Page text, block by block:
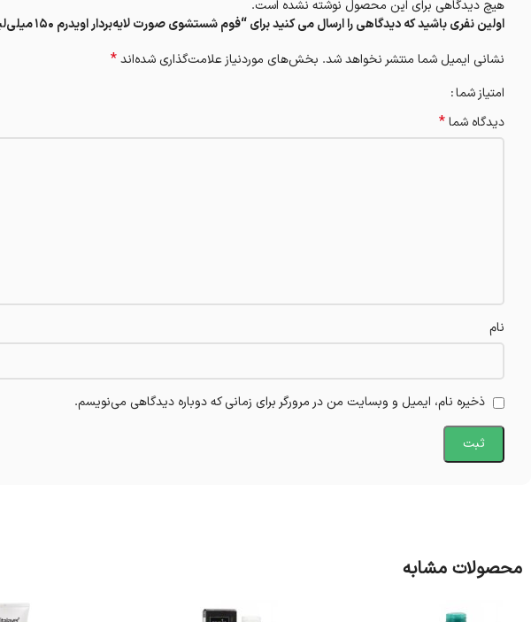
هیچ دیدگاهی برای این محصول نوشته نشده است.
اولین نفری باشید که دیدگاهی را ارسال می کنید برای “فوم شستشوی صورت لایه‌بردار اویدرم 150 میلی‌لیتر”
نشانی ایمیل شما منتشر نخواهد شد. بخش‌های موردنیاز علامت‌گذاری شده‌اند*
امتیاز شما
دیدگاه شما*
نام
ذخیره نام، ایمیل و وبسایت من در مرورگر برای زمانی که دوباره دیدگاهی می‌نویسم.
محصولات مشابه